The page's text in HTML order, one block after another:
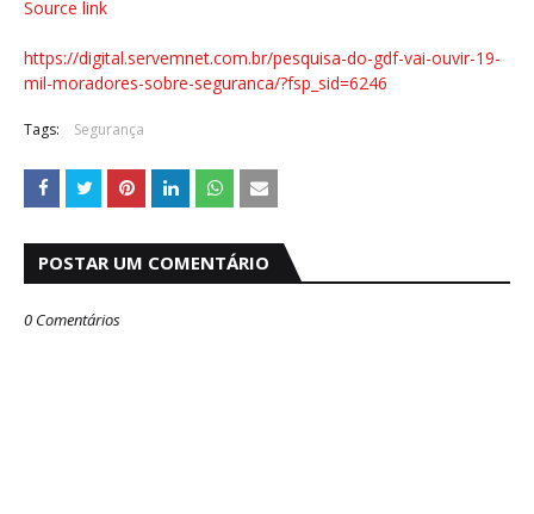
Source link
https://digital.servemnet.com.br/pesquisa-do-gdf-vai-ouvir-19-
mil-moradores-sobre-seguranca/?fsp_sid=6246
Tags: Segurança
POSTAR UM COMENTÁRIO
0 Comentários